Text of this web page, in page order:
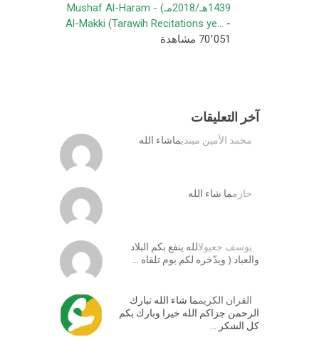
1439هـ/2018مـ) - Mushaf Al-Haram
Al-Makki (Tarawih Recitations ye... -
70٬051 مشاهدة
آخر التعليقات
محمد الأمين مينديماشاء الله
حازمما شاء الله
يوسف جعيولالله ينفع بكم البلاد
والعباد ( ويدّخره لكم يوم تلقاه …
القران الكريمما شاء الله تبارك
الرحمن جزاكم الله خيرا وبارك بكم
كل الشكر …